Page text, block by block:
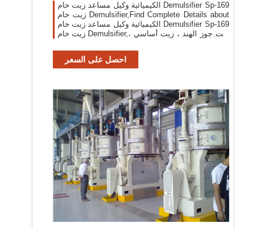
الكيميائية وكيل مساعد زيت خام Demulsifier Sp-169
زيت خام Demulsifier,Find Complete Details about
الكيميائية وكيل مساعد زيت خام Demulsifier Sp-169
زيت خام Demulsifier,زيت جوز الهند ، زيت أساسي ،
Additives Supplier or Manufacturer-Tianjin Hero-
Land S&T
احصل على السعر